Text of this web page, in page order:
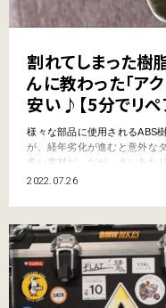
割れてしまった樹
んに教わった「ア
安い♪【5分でリペ
様々な部品に使用されるABS
が、経年劣化が進むと意外な
多い素材だ。だが、さしあた
を受けてヒビが広がってしま
楽テツ氏がバイク屋さんに教
2022.07.26